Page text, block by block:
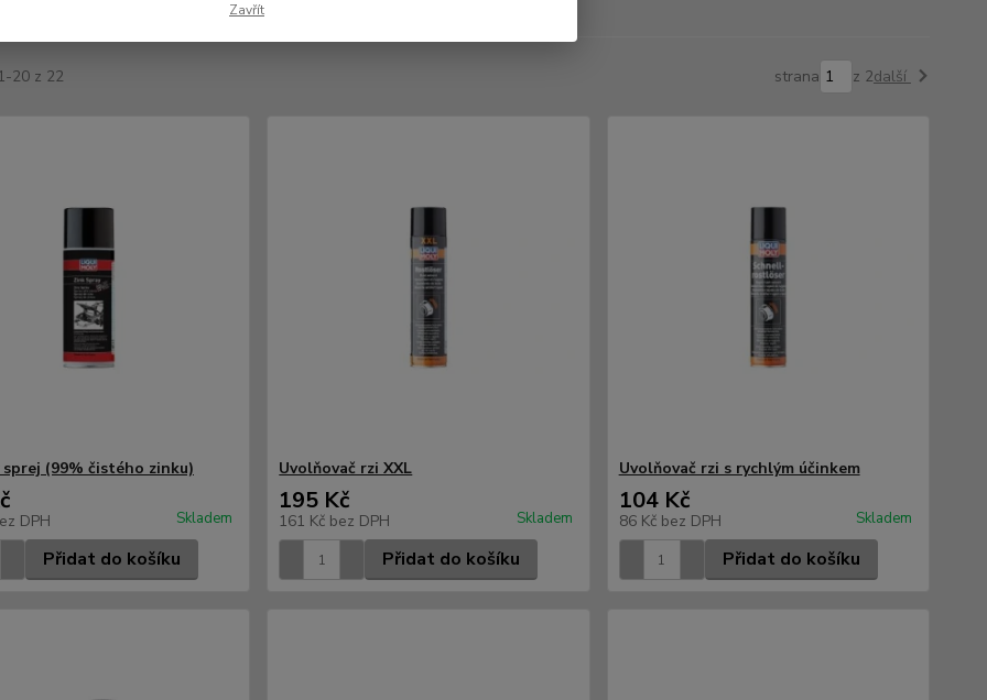
Nejdražší
20 z 22 strana z 2další
(99% čistého zinku)
DPH Skladem
Přidat do košíku
Uvolňovač rzi XXL
195 Kč
161 Kč bez DPH Skladem
Přidat do košíku
Uvolňovač rzi s rychlým účinkem
104 Kč
86 Kč bez DPH Skladem
Přidat do košíku
Zavřít